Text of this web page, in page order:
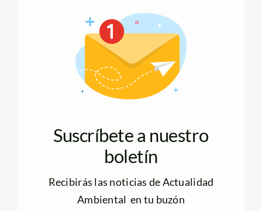
Suscríbete a nuestro
boletín
Recibirás las noticias de Actualidad
Ambiental en tu buzón